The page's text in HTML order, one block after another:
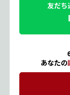
友だち
あなたの